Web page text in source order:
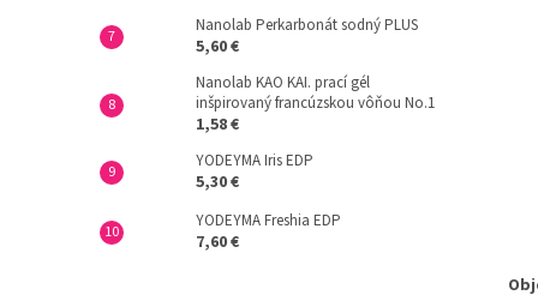
Nanolab Perkarbonát sodný PLUS
5,60 €
Nanolab KAO KAI. prací gél
inšpirovaný francúzskou vôňou No.1
1,58 €
YODEYMA Iris EDP
5,30 €
YODEYMA Freshia EDP
7,60 €